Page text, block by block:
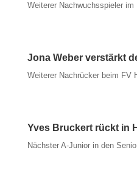
Weiterer Nachwuchsspieler im
Jona Weber verstärkt
Weiterer Nachrücker beim FV
Yves Bruckert rückt in
Nächster A-Junior in den